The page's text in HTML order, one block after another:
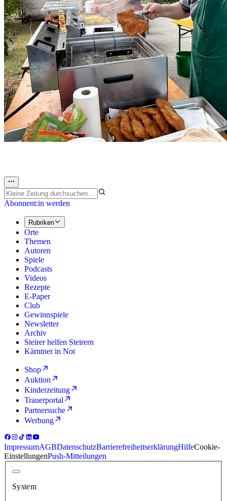
Abonnent:in werden
Rubriken
Orte
Themen
Autoren
Spiele
Podcasts
Videos
Rezepte
E-Paper
Club
Gewinnspiele
Newsletter
Archiv
Steirer helfen Steirern
Kärntner in Not
Shop
Auktion
Kinderzeitung
Trauerportal
Partnersuche
Werbung
ImpressumAGBDatenschutzBarrierefreiheitserklärungHilfeCookie-
EinstellungenPush-Mitteilungen
System